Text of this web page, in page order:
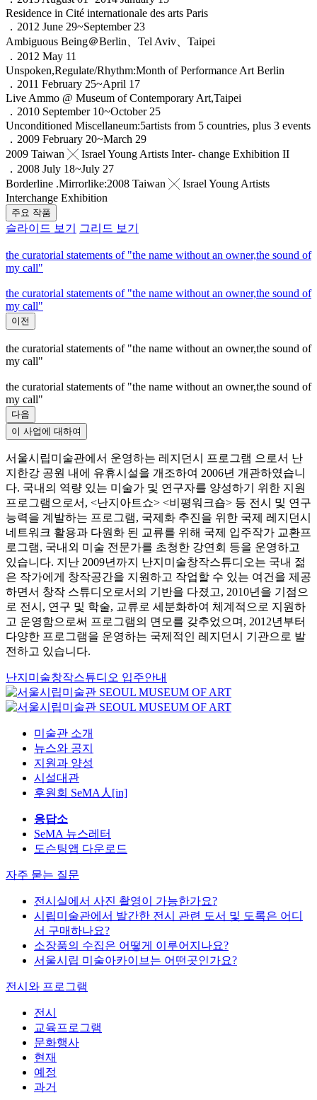
Residence in Cité internationale des arts Paris
．2012 June 29~September 23
Ambiguous Being＠Berlin、Tel Aviv、Taipei
．2012 May 11
Unspoken,Regulate/Rhythm:Month of Performance Art Berlin
．2011 February 25~April 17
Live Ammo @ Museum of Contemporary Art,Taipei
．2010 September 10~October 25
Unconditioned Miscellaneum:5artists from 5 countries, plus 3 events
．2009 February 20~March 29
2009 Taiwan ╳ Israel Young Artists Inter- change Exhibition II
．2008 July 18~July 27
Borderline .Mirrorlike:2008 Taiwan ╳ Israel Young Artists
Interchange Exhibition
주요 작품
슬라이드 보기 그리드 보기
the curatorial statements of "the name without an owner,the sound of
the curatorial statements of "the name without an owner,the sound of
my call"
이전
the curatorial statements of "the name without an owner,the sound of
my call"
the curatorial statements of "the name without an owner,the sound of
다음
이 사업에 대하여
서울시립미술관에서 운영하는 레지던시 프로그램 으로서 난
지한강 공원 내에 유휴시설을 개조하여 2006년 개관하였습니
다. 국내의 역량 있는 미술가 및 연구자를 양성하기 위한 지원
프로그램으로서, <난지아트쇼> <비평워크숍> 등 전시 및 연구
능력을 계발하는 프로그램, 국제화 추진을 위한 국제 레지던시
네트워크 활용과 다원화 된 교류를 위해 국제 입주작가 교환프
로그램, 국내외 미술 전문가를 초청한 강연회 등을 운영하고
있습니다. 지난 2009년까지 난지미술창작스튜디오는 국내 젊
은 작가에게 창작공간을 지원하고 작업할 수 있는 여건을 제공
하면서 창작 스튜디오로서의 기반을 다졌고, 2010년을 기점으
로 전시, 연구 및 학술, 교류로 세분화하여 체계적으로 지원하
고 운영함으로써 프로그램의 면모를 갖추었으며, 2012년부터
다양한 프로그램을 운영하는 국제적인 레지던시 기관으로 발
전하고 있습니다.
난지미술창작스튜디오 입주안내
미술관 소개
뉴스와 공지
지원과 양성
시설대관
후원회 SeMA人[in]
응답소
도슨팅앱 다운로드
자주 묻는 질문
전시실에서 사진 촬영이 가능한가요?
시립미술관에서 발간한 전시 관련 도서 및 도록은 어디
서 구매하나요?
소장품의 수집은 어떻게 이루어지나요?
서울시립 미술아카이브는 어떤곳인가요?
전시와 프로그램
전시
교육프로그램
문화행사